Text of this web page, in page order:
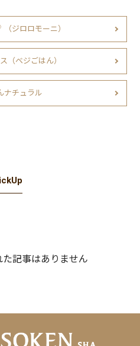
（ジロロモーニ）
（ベジごはん）
ナチュラル
た記事はありません